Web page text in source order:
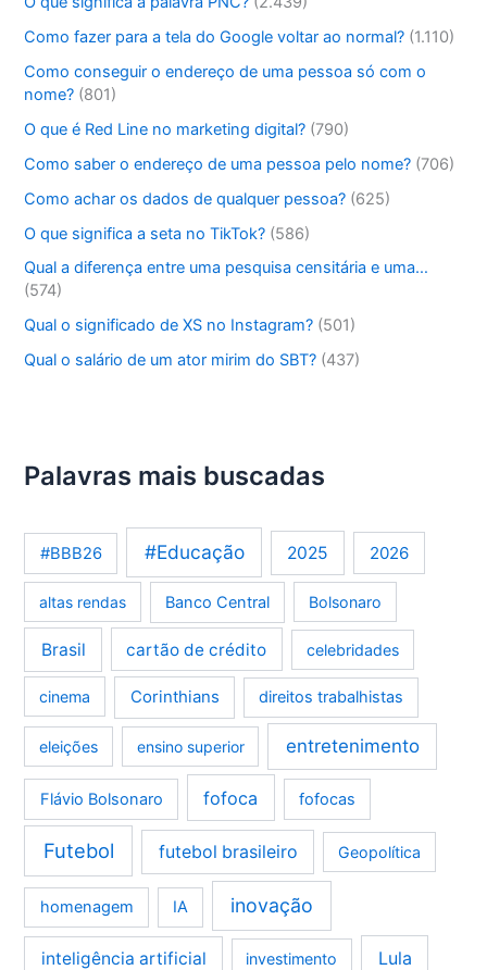
Como fazer para a tela do Google voltar ao normal? (1.110)
Como conseguir o endereço de uma pessoa só com o
nome? (801)
O que é Red Line no marketing digital? (790)
Como saber o endereço de uma pessoa pelo nome? (706)
Como achar os dados de qualquer pessoa? (625)
O que significa a seta no TikTok? (586)
Qual a diferença entre uma pesquisa censitária e uma…
(574)
Qual o significado de XS no Instagram? (501)
Qual o salário de um ator mirim do SBT? (437)
Palavras mais buscadas
#BBB26 #Educação 2025 2026
altas rendas Banco Central Bolsonaro
Brasil cartão de crédito celebridades
cinema Corinthians direitos trabalhistas
eleições ensino superior entretenimento
Flávio Bolsonaro fofoca fofocas
Futebol futebol brasileiro Geopolítica
homenagem IA inovação
inteligência artificial investimento Lula